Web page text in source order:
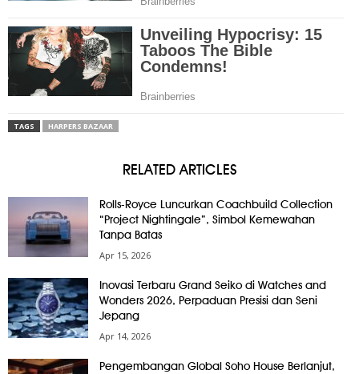
TAGS HARPERS BAZAAR
RELATED ARTICLES
Rolls-Royce Luncurkan Coachbuild Collection
“Project Nightingale”, Simbol Kemewahan
Tanpa Batas
Apr 15, 2026
Inovasi Terbaru Grand Seiko di Watches and
Wonders 2026, Perpaduan Presisi dan Seni
Jepang
Apr 14, 2026
Pengembangan Global Soho House Berlanjut,